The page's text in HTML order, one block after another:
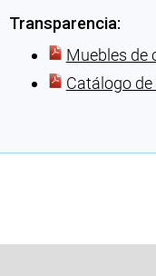
Transparencia:
Muebles de
Catálogo